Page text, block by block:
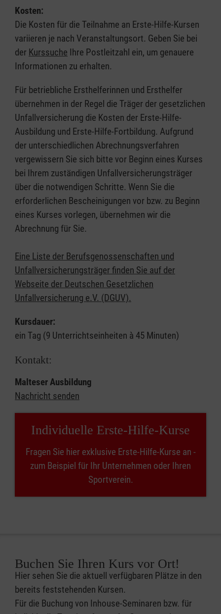
Kosten:
Die Kosten für die Teilnahme an Erste-Hilfe-Kursen
variieren je nach Veranstaltungsort. Geben Sie bei
der Kurssuche Ihre Postleitzahl ein, um genauere
Informationen zu erhalten.
Für betriebliche Ersthelferinnen und Ersthelfer
übernehmen in der Regel die Träger der gesetzlichen
Unfallversicherung die Kosten der Erste-Hilfe-
Ausbildung und Erste-Hilfe-Fortbildung. Aufgrund
der unterschiedlichen Abrechnungsverfahren
vergewissern Sie sich bitte vor Beginn eines Kurses
bei Ihrem zuständigen Unfallversicherungsträger
über die notwendigen Schritte. Wenn Sie die
erforderlichen Bescheinigungen vor bzw. zu Beginn
eines Kurses vorlegen, übernehmen wir die
Abrechnung für Sie.
Eine Liste der Berufsgenossenschaften und
Unfallversicherungsträger finden Sie auf der
Webseite der Deutschen Gesetzlichen
Unfallversicherung e.V. (DGUV).
Kursdauer:
ein Tag (9 Unterrichtseinheiten à 45 Minuten)
Kontakt:
Malteser Ausbildung
Nachricht senden
Individuelle Erste-Hilfe-Kurse
Fragen Sie hier exklusive Erste-Hilfe-Kurse an -
zum Beispiel für Ihr Unternehmen oder Ihren
Sportverein.
Buchen Sie Ihren Kurs vor Ort!
Hier sehen Sie die aktuell verfügbaren Plätze in den
bereits feststehenden Kursen.
Für die Buchung von Inhouse-Seminaren bzw. für